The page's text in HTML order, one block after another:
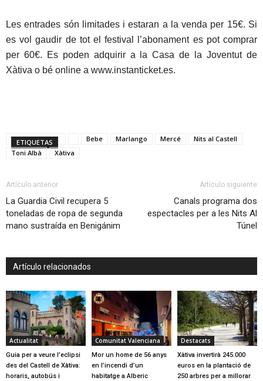
Les entrades són limitades i estaran a la venda per 15€. Si
es vol gaudir de tot el festival l’abonament es pot comprar
per 60€. Es poden adquirir a la Casa de la Joventut de
Xàtiva o bé online a www.instanticket.es.
ETIQUETAS Bebe Marlango Mercé
Nits al Castell
Toni Albà
Xàtiva
Artículo anterior
La Guardia Civil recupera 5
toneladas de ropa de segunda
mano sustraída en Benigánim
Artículo siguiente
Canals programa dos
espectacles per a les Nits Al
Túnel
Artículo relacionados
Actualitat
Guia per a veure l’eclipsi
des del Castell de Xàtiva:
horaris, autobús i
Comunitat Valenciana
Mor un home de 56 anys
en l’incendi d’un
habitatge a Alberic
Destacats
Xàtiva invertirà 245.000
euros en la plantació de
250 arbres per a millorar